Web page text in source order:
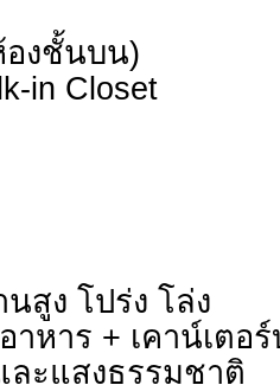
งชั้นบน)
in Closet
สูง โปร่ง โล่ง
หาร + เคาน์เตอร์
ละแสงธรรมชาติ